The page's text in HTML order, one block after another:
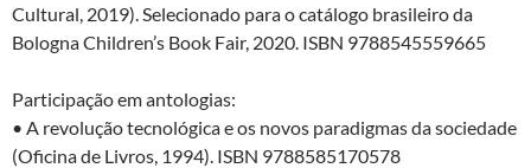
Cultural, 2019). Selecionado para o catálogo brasileiro da
Bologna Children’s Book Fair, 2020. ISBN 9788545559665
Participação em antologias:
• A revolução tecnológica e os novos paradigmas da sociedade
(Oficina de Livros, 1994). ISBN 9788585170578